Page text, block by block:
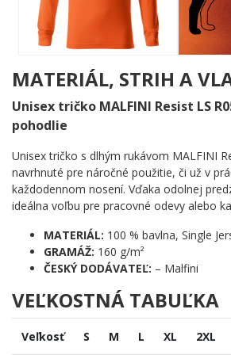
plemena. Silueta je čistá a okamžite
hlboká hruď, vznešená hlava otočená do
písmená WOLFHOUND vypĺňajú telo psa
ktoré do seba dokonale zapadajú. Čierna
podklade pôsobí výrazne, nadčasovo a s
každého, kto toto plemeno pozná a
Komu urobí radosť?
🐾 Majiteľom írskych vlkodavov,
nosiť s hrdosťou
🌟 Milovníkom veľkých psích
originálne grafické spracovanie
💡 Tým, čo hľadajú jedinečný motív
pozornosť pre psieho nadšenca
🖤 Fanúšikom čistej čiernobielej
farby, aby upútala pozornosť
Vlkodav nevpadá do davu – a ty tiež
do košíka a ukáž svetu, čie labky ti navždy
🐾
MATERIÁL, STRIH A
Unisex tričko MALFINI Resist LS
pohodlie
Unisex tričko s dlhým rukávom MALFINI
navrhnuté pre náročné použitie, či už v
každodennom nosení. Vďaka odolnej
ideálna voľbu pre pracovné odevy alebo
MATERIÁL: 100 % bavlna, Single
GRAMÁŽ: 160 g/m²
ČESKÝ DODÁVATEĽ: – Malfini
VEĽKOSTNÁ TABUĽKA
Veľkosť S M L XL 2XL